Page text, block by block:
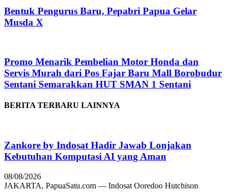
Bentuk Pengurus Baru, Pepabri Papua Gelar
Musda X
Promo Menarik Pembelian Motor Honda dan
Servis Murah dari Pos Fajar Baru Mall Borobudur
Sentani Semarakkan HUT SMAN 1 Sentani
BERITA TERBARU LAINNYA
Zankore by Indosat Hadir Jawab Lonjakan
Kebutuhan Komputasi AI yang Aman
08/08/2026
JAKARTA, PapuaSatu.com — Indosat Ooredoo Hutchison